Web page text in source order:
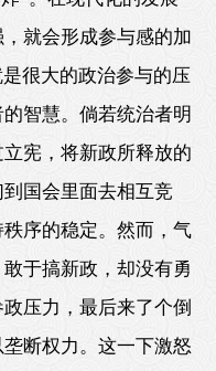
就会形成参与感的加
很大的政治参与的压
智慧。倘若统治者明
宪，将新政所释放的
国会里面去相互竞
序的稳定。然而，气
于搞新政，却没有勇
压力，最后来了个倒
断权力。这一下激怒